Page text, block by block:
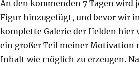
An den kommenden 7 Tagen
Figur hinzugefügt, und bevor wir
komplette Galerie der Helden hier
ein großer Teil meiner Motivation
Inhalt wie möglich zu erzeugen.